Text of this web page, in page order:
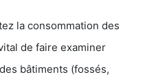
la consommation des
de faire examiner
bâtiments (fossés,